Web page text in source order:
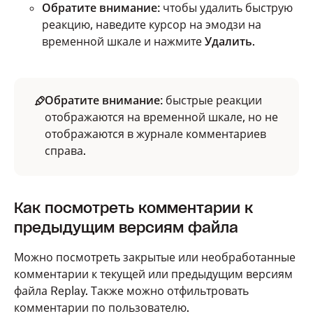
Введите свой ответ в полеОтветить редакторам
проекта.
Обратите внимание:ответы только для
редакторов можно оставлять только к
комментариям, которые сами доступны
Как комментировать диапазон времени
Соавторы могут оставлять комментарий в течение
определенного интервала времени, если он
относится не только к одному моменту времени. В
любом месте видео- или аудиофайла можно
выбрать интервал времени.
Обратите внимание: чтобы удалить быструю
реакцию, наведите курсор на эмодзи на
временной шкале и нажмите Удалить.
Обратите внимание: быстрые реакции
отображаются на временной шкале, но не
отображаются в журнале комментариев
справа.
Как посмотреть комментарии к
предыдущим версиям файла
Можно посмотреть закрытые или необработанные
комментарии к текущей или предыдущим версиям
файла Replay. Также можно отфильтровать
комментарии по пользователю.